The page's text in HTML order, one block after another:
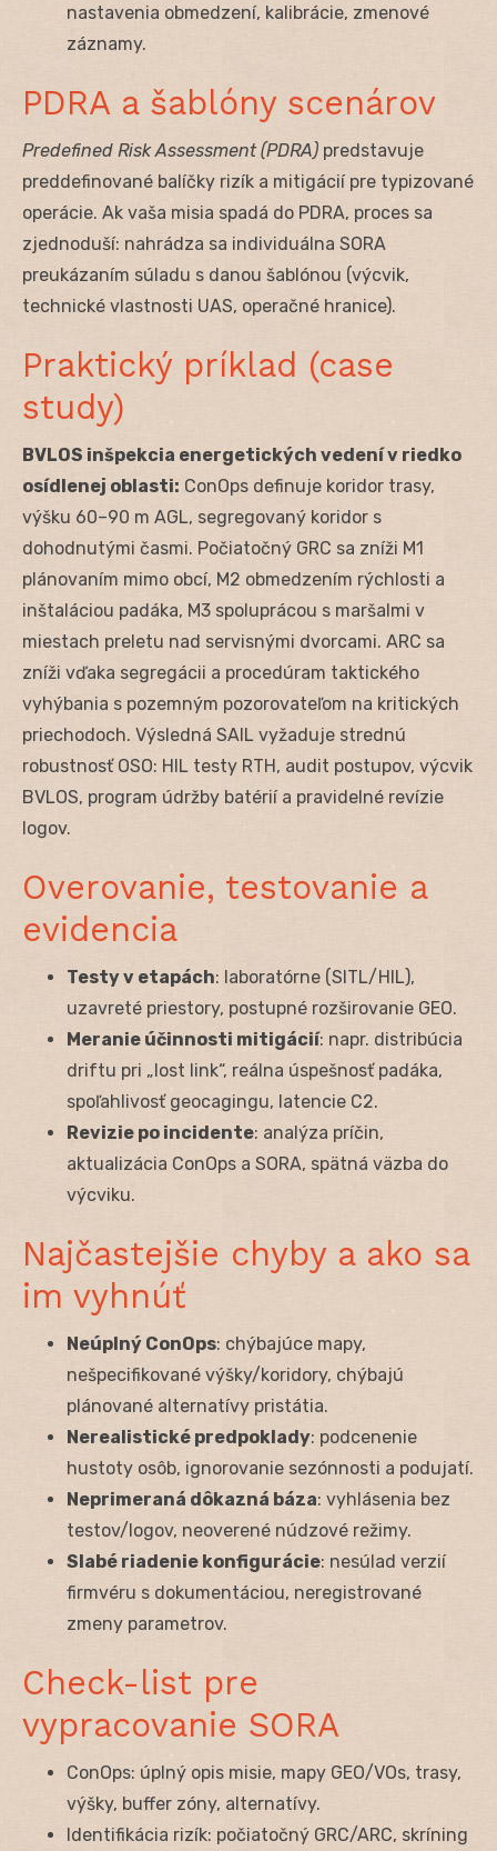
nastavenia obmedzení, kalibrácie, zmenové
záznamy.
PDRA a šablóny scenárov
Predefined Risk Assessment (PDRA) predstavuje
preddefinované balíčky rizík a mitigácií pre typizované
operácie. Ak vaša misia spadá do PDRA, proces sa
zjednoduší: nahrádza sa individuálna SORA
preukázaním súladu s danou šablónou (výcvik,
technické vlastnosti UAS, operačné hranice).
Praktický príklad (case
study)
BVLOS inšpekcia energetických vedení v riedko
osídlenej oblasti: ConOps definuje koridor trasy,
výšku 60–90 m AGL, segregovaný koridor s
dohodnutými časmi. Počiatočný GRC sa zníži M1
plánovaním mimo obcí, M2 obmedzením rýchlosti a
inštaláciou padáka, M3 spoluprácou s maršalmi v
miestach preletu nad servisnými dvorcami. ARC sa
zníži vďaka segregácii a procedúram taktického
vyhýbania s pozemným pozorovateľom na kritických
priechodoch. Výsledná SAIL vyžaduje strednú
robustnosť OSO: HIL testy RTH, audit postupov, výcvik
BVLOS, program údržby batérií a pravidelné revízie
logov.
Overovanie, testovanie a
evidencia
Testy v etapách: laboratórne (SITL/HIL),
uzavreté priestory, postupné rozširovanie GEO.
Meranie účinnosti mitigácií: napr. distribúcia
driftu pri „lost link“, reálna úspešnosť padáka,
spoľahlivosť geocagingu, latencie C2.
Revizie po incidente: analýza príčin,
aktualizácia ConOps a SORA, spätná väzba do
výcviku.
Najčastejšie chyby a ako sa
im vyhnúť
Neúplný ConOps: chýbajúce mapy,
nešpecifikované výšky/koridory, chýbajú
plánované alternatívy pristátia.
Nerealistické predpoklady: podcenenie
hustoty osôb, ignorovanie sezónnosti a podujatí.
Neprimeraná dôkazná báza: vyhlásenia bez
testov/logov, neoverené núdzové režimy.
Slabé riadenie konfigurácie: nesúlad verzií
firmvéru s dokumentáciou, neregistrované
zmeny parametrov.
Check-list pre
vypracovanie SORA
ConOps: úplný opis misie, mapy GEO/VOs, trasy,
výšky, buffer zóny, alternatívy.
Identifikácia rizík: počiatočný GRC/ARC, skríning